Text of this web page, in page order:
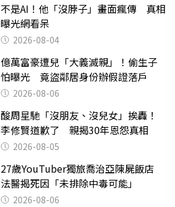
不是AI！他「沒脖子」畫面瘋傳 真相
曝光網看呆
2026-08-04
億萬富豪遭兒「大義滅親」！偷生子
怕曝光 竟盜鄰居身份辦假證落戶
2026-08-06
酸周星馳「沒朋友、沒兒女」挨轟！
李修賢道歉了 親揭30年恩怨真相
2026-08-05
27歲YouTuber獨旅喬治亞陳屍飯店
法醫揭死因「未排除中毒可能」
2026-08-06